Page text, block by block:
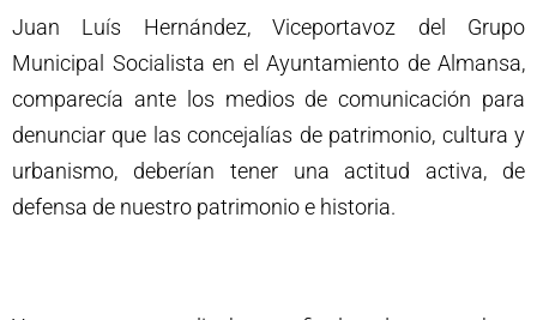
Juan Luís Hernández, Viceportavoz del Grupo
Municipal Socialista en el Ayuntamiento de Almansa,
comparecía ante los medios de comunicación para
denunciar que las concejalías de patrimonio, cultura y
urbanismo, deberían tener una actitud activa, de
defensa de nuestro patrimonio e historia.